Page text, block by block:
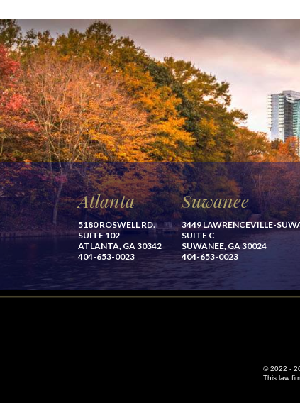
Atlanta
5180 ROSWELL RD.
SUITE 102
ATLANTA, GA 30342
404-653-0023
Suwanee
3449 LAWRENCEVILLE-
SUITE C
SUWANEE, GA 30024
404-653-0023
© 2022 -
This law